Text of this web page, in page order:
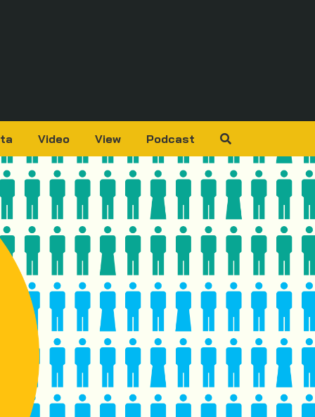
Video View Podcast